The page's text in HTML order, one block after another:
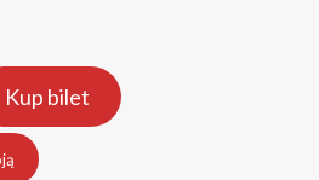
Kup bilet